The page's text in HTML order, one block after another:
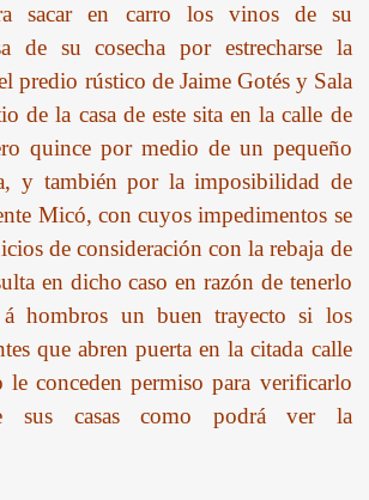
sacar en carro los vinos de su
de su cosecha por estrecharse la
predio rústico de Jaime Gotés y Sala
de la casa de este sita en la calle de
quince por medio de un pequeño
y también por la imposibilidad de
Micó, con cuyos impedimentos se
de consideración con la rebaja de
en dicho caso en razón de tenerlo
á hombros un buen trayecto si los
que abren puerta en la citada calle
le conceden permiso para verificarlo
sus casas como podrá ver la